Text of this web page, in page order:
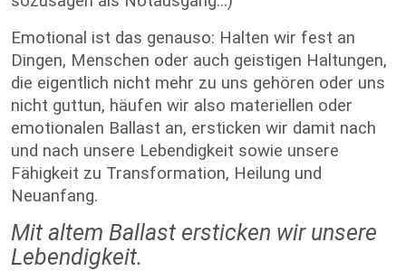
Emotional ist das genauso: Halten wir fest an
Dingen, Menschen oder auch geistigen Haltungen,
die eigentlich nicht mehr zu uns gehören oder uns
nicht guttun, häufen wir also materiellen oder
emotionalen Ballast an, ersticken wir damit nach
und nach unsere Lebendigkeit sowie unsere
Fähigkeit zu Transformation, Heilung und
Neuanfang.
Mit altem Ballast ersticken wir unsere
Lebendigkeit.